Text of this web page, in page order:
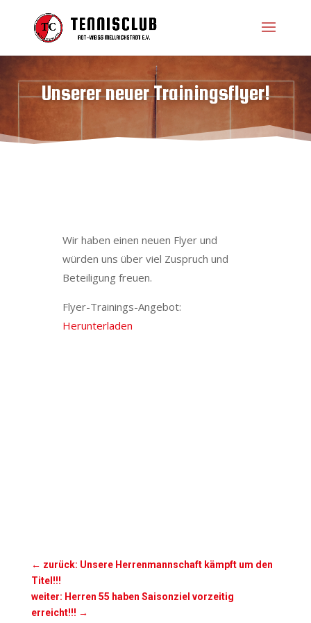
Unserer neuer Trainingsflyer!
Wir haben einen neuen Flyer und
würden uns über viel Zuspruch und
Beteiligung freuen.
Flyer-Trainings-Angebot:
Herunterladen
← zurück: Unsere Herrenmannschaft kämpft um den
Titel!!!
weiter: Herren 55 haben Saisonziel vorzeitig
erreicht!!! →